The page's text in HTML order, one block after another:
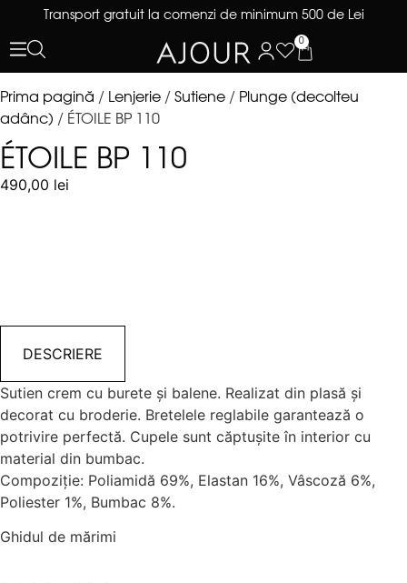
Transport gratuit la comenzi de minimum 500 de Lei
0
Prima pagină / Lenjerie / Sutiene / Plunge (decolteu
adânc) / ÉTOILE BP 110
ÉTOILE BP 110
490,00 lei
DESCRIERE
Sutien crem cu burete și balene. Realizat din plasă și
decorat cu broderie. Bretelele reglabile garantează o
potrivire perfectă. Cupele sunt căptușite în interior cu
material din bumbac.
Compoziție: Poliamidă 69%, Elastan 16%, Vâscoză 6%,
Poliester 1%, Bumbac 8%.
Ghidul de mărimi